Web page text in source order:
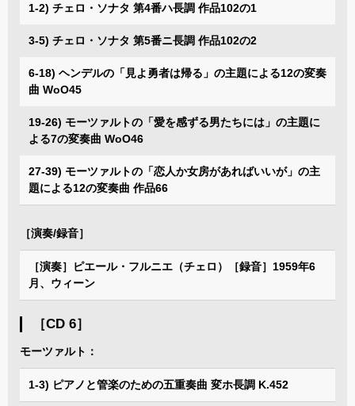
1-2) チェロ・ソナタ 第4番ハ長調 作品102の1
3-5) チェロ・ソナタ 第5番ニ長調 作品102の2
6-18) ヘンデルの「見よ勇者は帰る」の主題による12の変奏
曲 WoO45
19-26) モーツァルトの「愛を感ずる男たちには」の主題に
よる7の変奏曲 WoO46
27-39) モーツァルトの「恋人か女房があればいいが」の主
題による12の変奏曲 作品66
［演奏/録音］
［演奏］ピエール・フルニエ（チェロ）［録音］1959年6
月、ウィーン
［CD 6］
モーツァルト：
1-3) ピアノと管楽のための五重奏曲 変ホ長調 K.452